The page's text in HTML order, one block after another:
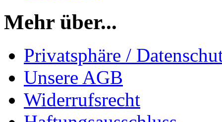
Mehr über...
Privatsphäre /
Unsere AGB
Widerrufsrecht